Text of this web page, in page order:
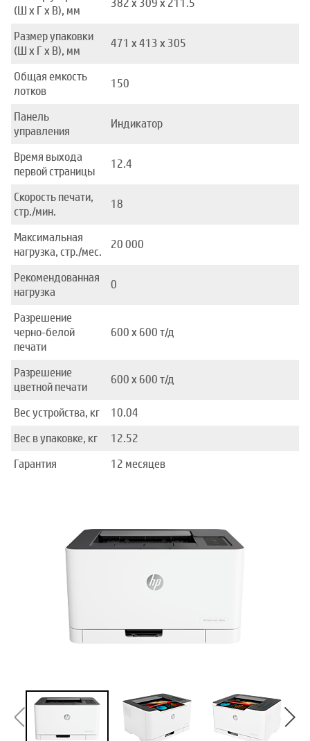
(Ш x Г x В), мм
382 x 309 x 211.5
Размер упаковки
(Ш x Г x В), мм
471 x 413 x 305
Общая емкость
лотков
150
Панель
управления
Индикатор
Время выхода
первой страницы
12.4
Скорость печати,
стр./мин.
18
Максимальная
нагрузка, стр./мес.
20 000
Рекомендованная
нагрузка
0
Разрешение
черно-белой
печати
600 x 600 т/д
Разрешение
цветной печати
600 x 600 т/д
Вес устройства, кг
10.04
Вес в упаковке, кг
12.52
Гарантия
12 месяцев